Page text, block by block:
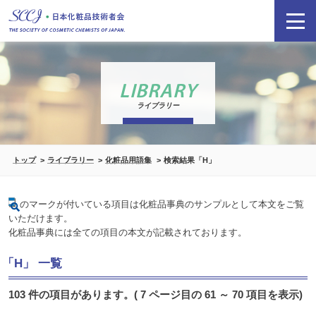
LIBRARY
ライブラリー
トップ ライブラリー 化粧品用語集 検索結果「H」
のマークが付いている項目は化粧品事典のサンプルとして本文をご覧
いただけます。
化粧品事典には全ての項目の本文が記載されております。
「H」 一覧
103 件の項目があります。( 7 ページ目の 61 ～ 70 項目を表示)